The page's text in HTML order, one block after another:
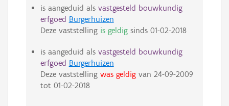
is aangeduid als vastgesteld bouwkundig
erfgoed Burgerhuizen
Deze vaststelling is geldigsinds 01-02-2018
is aangeduid als vastgesteld bouwkundig
erfgoed Burgerhuizen
Deze vaststelling was geldigvan 24-09-2009
tot 01-02-2018